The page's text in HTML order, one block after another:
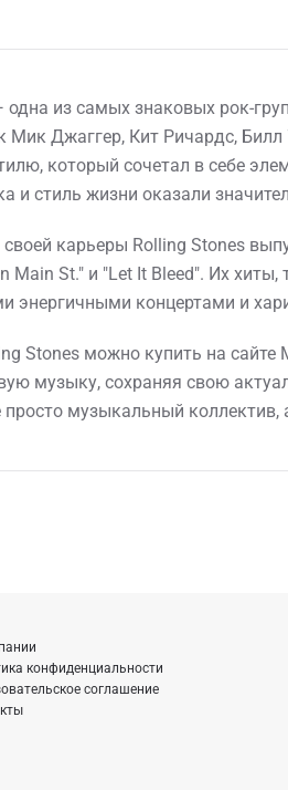
одна из самых знаковых рок-
Мик Джаггер, Кит Ричардс, Билл
который сочетал в себе
и стиль жизни оказали
карьеры Rolling Stones
Main St." и "Let It Bleed". Их
энергичными концертами и
Stones можно купить на
музыку, сохраняя свою
музыкальный коллектив,
конфиденциальности
соглашение